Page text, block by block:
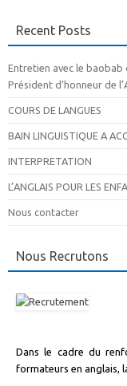
Recent Posts
Entretien avec le baobab
Président d’honneur de
COURS DE LANGUES
BAIN LINGUISTIQUE A
INTERPRETATION
L’ANGLAIS POUR LES
Nous contacter
Nous Recrutons
Dans le cadre du
formateurs en anglais,